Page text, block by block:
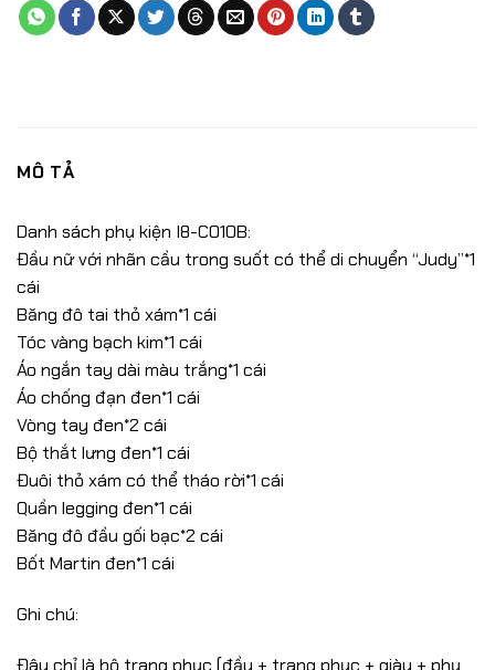
MÔ TẢ
Danh sách phụ kiện I8-C010B:
Đầu nữ với nhãn cầu trong suốt có thể di chuyển “Judy”*1
cái
Băng đô tai thỏ xám*1 cái
Tóc vàng bạch kim*1 cái
Áo ngắn tay dài màu trắng*1 cái
Áo chống đạn đen*1 cái
Vòng tay đen*2 cái
Bộ thắt lưng đen*1 cái
Đuôi thỏ xám có thể tháo rời*1 cái
Quần legging đen*1 cái
Băng đô đầu gối bạc*2 cái
Bốt Martin đen*1 cái
Ghi chú:
Đây chỉ là bộ trang phục (đầu + trang phục + giày + phụ